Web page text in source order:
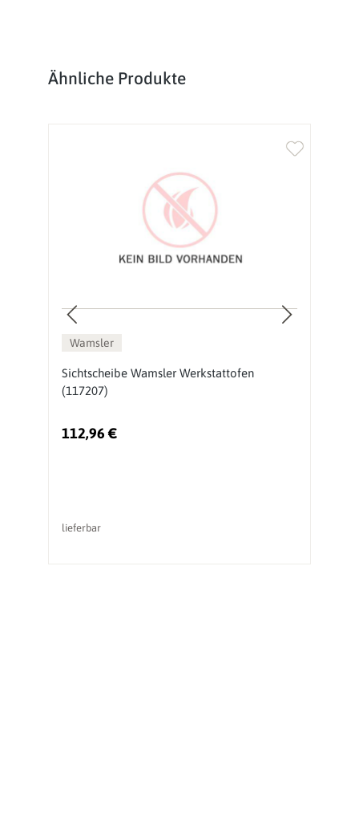
Produktgalerie überspringen
Ähnliche Produkte
Wamsler
Sichtscheibe Wamsler Werkstattofen
(117207)
112,96 €
lieferbar